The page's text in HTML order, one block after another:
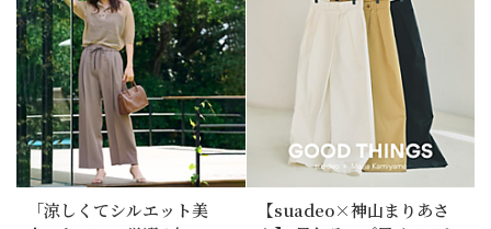
「涼しくてシルエット美
【suadeo×神山まりあさ